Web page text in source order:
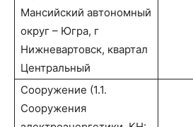
Мансийский автономный
округ – Югра, г
Нижневартовск, квартал
Центральный
Сооружение (1.1.
Сооружения